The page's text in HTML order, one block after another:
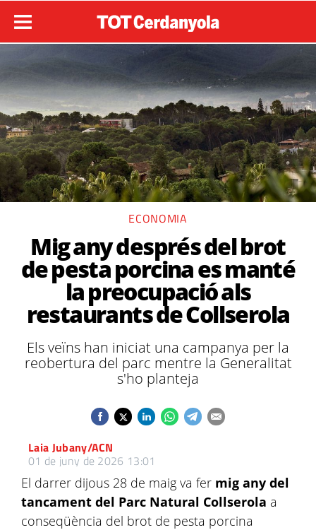
ECONOMIA
Mig any després del brot
de pesta porcina es manté
la preocupació als
restaurants de Collserola
Els veïns han iniciat una campanya per la
reobertura del parc mentre la Generalitat
s'ho planteja
Laia Jubany/ACN
01 de juny de 2026 13:01
El darrer dijous 28 de maig va fer mig any del
tancament del Parc Natural Collserola a
conseqüència del brot de pesta porcina